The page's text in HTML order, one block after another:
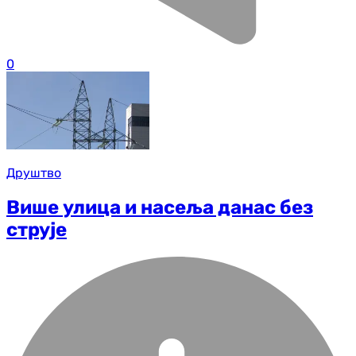
0
Друштво
Више улица и насеља данас без
струје